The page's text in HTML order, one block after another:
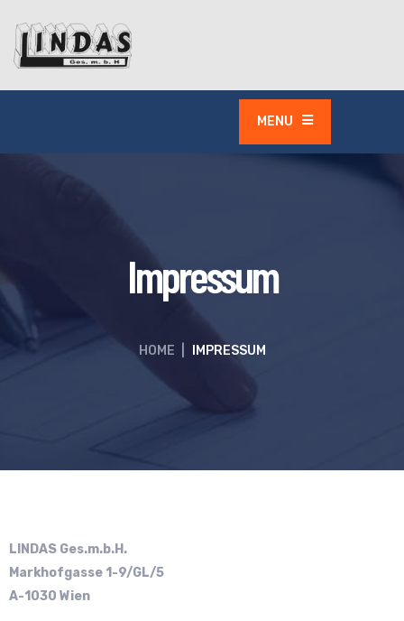
MENU
Impressum
HOME IMPRESSUM
LINDAS Ges.m.b.H.
Markhofgasse 1-9/GL/5
A-1030 Wien